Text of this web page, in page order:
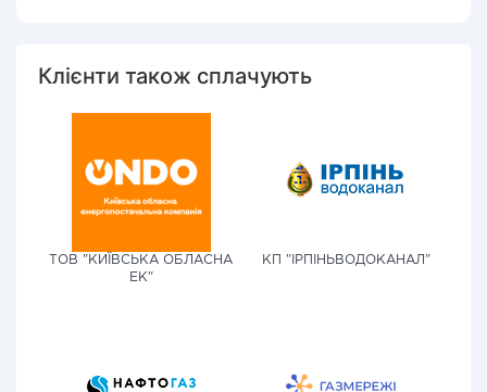
Клієнти також сплачують
ТОВ "КИЇВСЬКА ОБЛАСНА
ЕК"
КП "ІРПІНЬВОДОКАНАЛ"